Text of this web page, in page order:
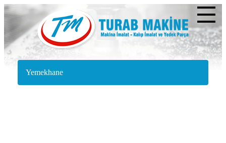
Yemekhane